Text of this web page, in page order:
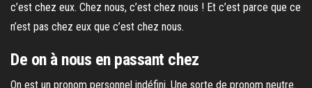
c’est chez eux. Chez nous, c’est chez nous ! Et c’est parce que ce
n’est pas chez eux que c’est chez nous.
De on à nous en passant chez
On est un pronom personnel indéfini. Une sorte de pronom neutre.